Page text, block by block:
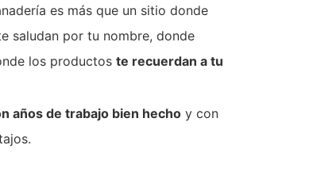
es más que un sitio donde
saludan por tu nombre, donde
los productos te recuerdan a tu
años de trabajo bien hecho y con